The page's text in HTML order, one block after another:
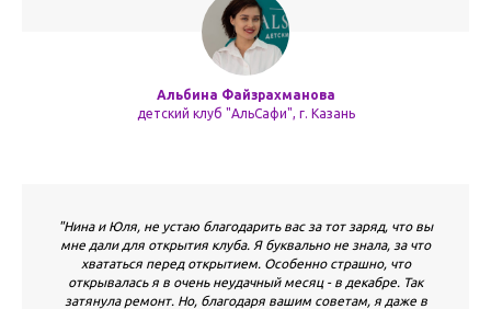
Альбина Файзрахманова
детский клуб "АльСафи", г. Казань
"Нина и Юля, не устаю благодарить вас за тот заряд, что вы
мне дали для открытия клуба. Я буквально не знала, за что
хвататься перед открытием. Особенно страшно, что
открывалась я в очень неудачный месяц - в декабре. Так
затянула ремонт. Но, благодаря вашим советам, я даже в